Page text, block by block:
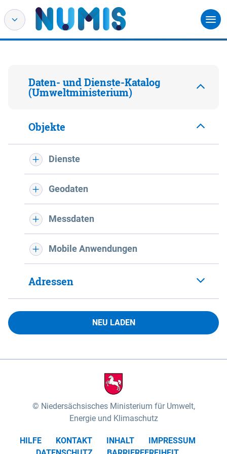
Daten- und Dienste-Katalog
(Umweltministerium)
Objekte
Dienste
Geodaten
Messdaten
Mobile Anwendungen
Adressen
NEU LADEN
Niedersächsisches Ministerium für Umwelt,
Energie und Klimaschutz
HILFE KONTAKT INHALT
IMPRESSUM